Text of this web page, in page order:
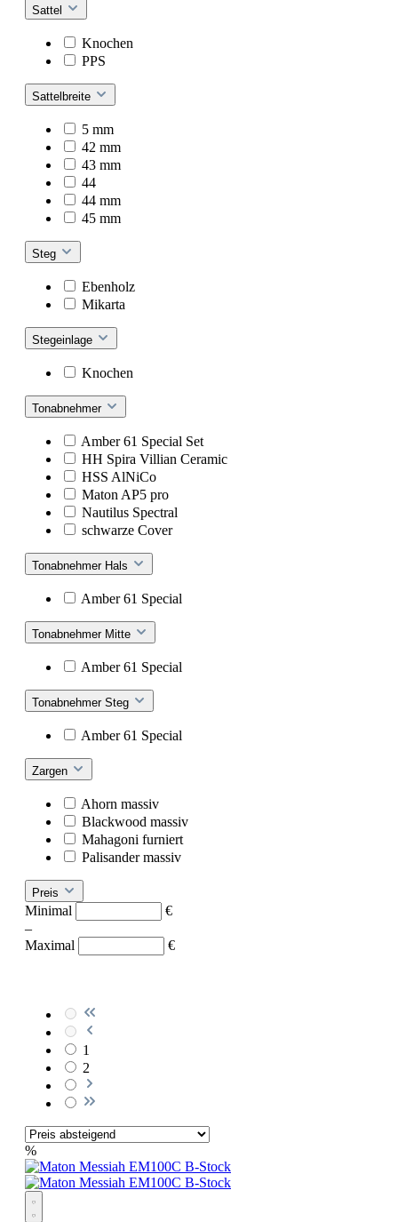
Sattel
Knochen
PPS
Sattelbreite
5 mm
42 mm
43 mm
44
44 mm
45 mm
Steg
Ebenholz
Mikarta
Stegeinlage
Knochen
Tonabnehmer
Amber 61 Special Set
HH Spira Villian Ceramic
HSS AlNiCo
Maton AP5 pro
Nautilus Spectral
schwarze Cover
Tonabnehmer Hals
Amber 61 Special
Tonabnehmer Mitte
Amber 61 Special
Tonabnehmer Steg
Amber 61 Special
Zargen
Ahorn massiv
Blackwood massiv
Mahagoni furniert
Palisander massiv
Preis
Minimal
€
–
Maximal
€
1
2
%